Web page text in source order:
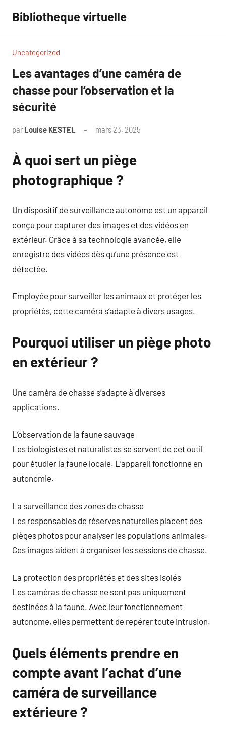
contenu
Bibliotheque virtuelle
Uncategorized
Les avantages d’une caméra de
chasse pour l’observation et la
sécurité
par Louise KESTEL mars 23, 2025
À quoi sert un piège
photographique ?
Un dispositif de surveillance autonome est un appareil
conçu pour capturer des images et des vidéos en
extérieur. Grâce à sa technologie avancée, elle
enregistre des vidéos dès qu’une présence est
détectée.
Employée pour surveiller les animaux et protéger les
propriétés, cette caméra s’adapte à divers usages.
Pourquoi utiliser un piège photo
en extérieur ?
Une caméra de chasse s’adapte à diverses
applications.
L’observation de la faune sauvage
Les biologistes et naturalistes se servent de cet outil
pour étudier la faune locale. L’appareil fonctionne en
autonomie.
La surveillance des zones de chasse
Les responsables de réserves naturelles placent des
pièges photos pour analyser les populations animales.
Ces images aident à organiser les sessions de chasse.
La protection des propriétés et des sites isolés
Les caméras de chasse ne sont pas uniquement
destinées à la faune. Avec leur fonctionnement
autonome, elles permettent de repérer toute intrusion.
Quels éléments prendre en
compte avant l’achat d’une
caméra de surveillance
extérieure ?